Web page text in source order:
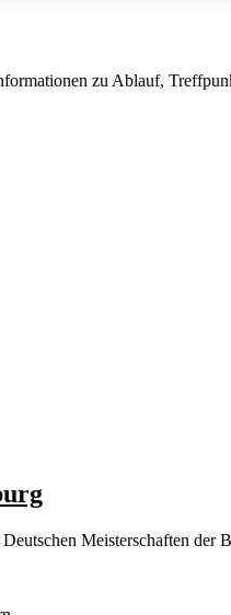
zu Ablauf,
Meisterschaften der